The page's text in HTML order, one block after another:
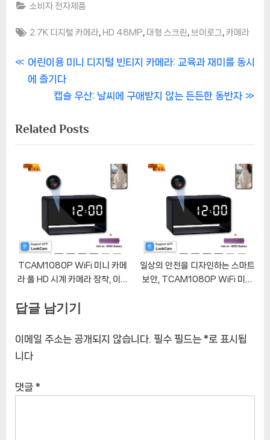
소비자 전자제품
Tags:
2.7K 디지털 카메라 ,HD 48MP 대형 스크린 브이로그 ,카메라
글P
r
i
o
u
t
:
어린이용 미니 디지털 빈티지 카메라: 교육과 재미를 동시
에 즐기다
N
x
t
o
s
t
:
캡슐 우산: 날씨에 구애받지 않는 든든한 동반자
Related Posts
TCAM1080P WiFi 미니 카메
라 풀 HD 시계 카메라 장착, 이동
감시용
일상의 안전을 디자인하는 스마트
보안, TCAM1080P WiFi 미니
답글 남기기
이메일 주소는 공개되지 않습니다. 필수 필드는 *로 표시됩
니다
댓글 *